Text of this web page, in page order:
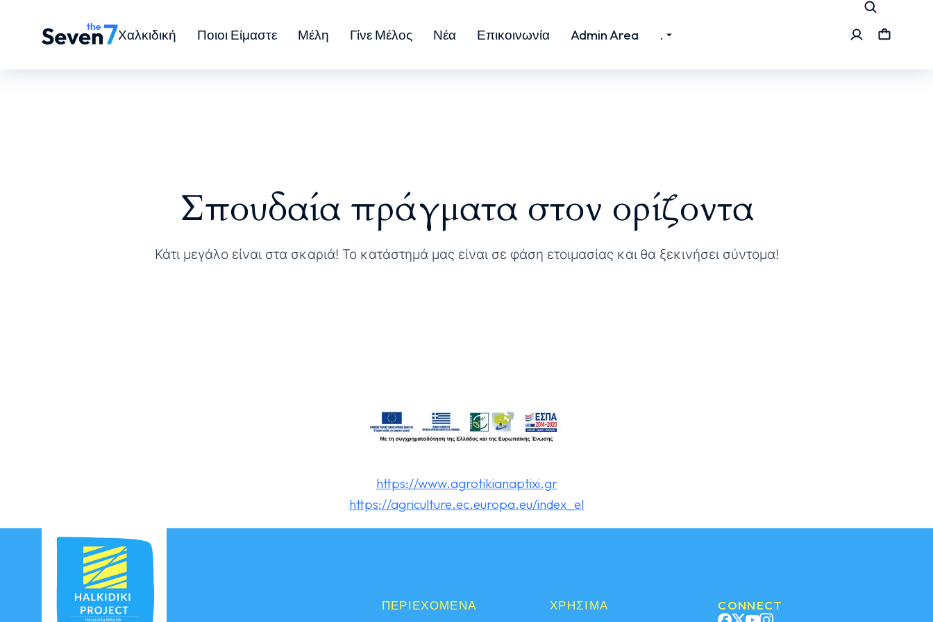
Χαλκιδική Ποιοι Είμαστε Μέλη Γίνε Μέλος Νέα Επικοινωνία Admin Area .
Σπουδαία πράγματα στον ορίζοντα
Κάτι μεγάλο είναι στα σκαριά! Το κατάστημά μας είναι σε φάση ετοιμασίας και θα ξεκινήσει σύντομα!
https://www.agrotikianaptixi.gr
https://agriculture.ec.europa.eu/index_el
ΠΕΡΙΕΧΟΜΕΝΑ ΧΡΗΣΙΜΑ CONNECT